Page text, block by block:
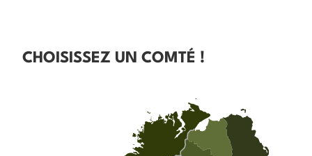
CHOISISSEZ UN COMTÉ !